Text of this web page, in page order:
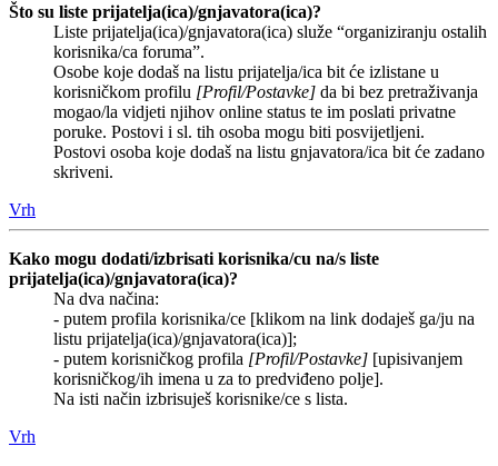
Što su liste prijatelja(ica)/gnjavatora(ica)?
Liste prijatelja(ica)/gnjavatora(ica) služe “organiziranju ostalih
korisnika/ca foruma”.
Osobe koje dodaš na listu prijatelja/ica bit će izlistane u
korisničkom profilu [Profil/Postavke] da bi bez pretraživanja
mogao/la vidjeti njihov online status te im poslati privatne
poruke. Postovi i sl. tih osoba mogu biti posvijetljeni.
Postovi osoba koje dodaš na listu gnjavatora/ica bit će zadano
skriveni.
Vrh
Kako mogu dodati/izbrisati korisnika/cu na/s liste
prijatelja(ica)/gnjavatora(ica)?
Na dva načina:
- putem profila korisnika/ce [klikom na link dodaješ ga/ju na
listu prijatelja(ica)/gnjavatora(ica)];
- putem korisničkog profila [Profil/Postavke] [upisivanjem
korisničkog/ih imena u za to predviđeno polje].
Na isti način izbrisuješ korisnike/ce s lista.
Vrh